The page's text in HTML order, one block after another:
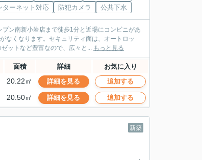
ターネット対応
防犯カメラ 公共下水
ン南新小岩店まで徒歩1分と近場にコンビニがあ
なくなります。セキュリティ面は、オートロッ
ットなど豊富なので、広々と... もっと見る
面積 詳細 お気に入り
20.22㎡ 詳細を見る 追加する
20.50㎡ 詳細を見る 追加する
新築